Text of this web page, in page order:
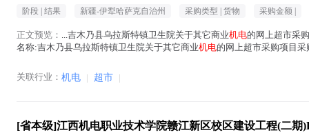
阶段 | 结果 新疆-伊犁哈萨克自治州 采购类型 | 货物 采购金额 |
正文预览： ...吉木乃县乌拉斯特镇卫生院关于其它商业机电的网上超市采
名称:吉木乃县乌拉斯特镇卫生院关于其它商业机电的网上超市采购项目
关联行业： 机电 | 超市 |
[省本级]江西机电职业技术学院赣江新区校区建设工程(二